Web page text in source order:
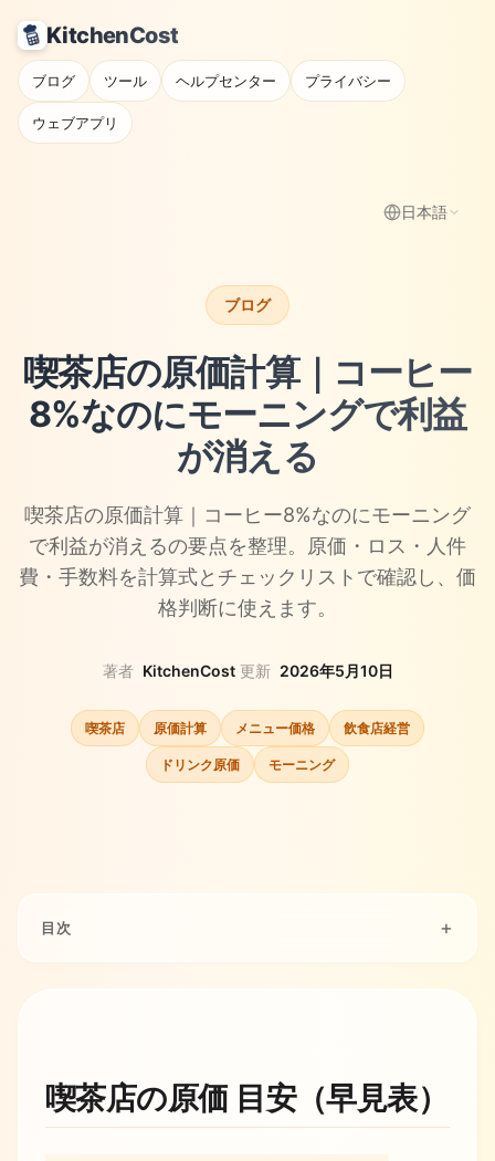
KitchenCost
ブログ ツール ヘルプセンター プライバシー
ウェブアプリ
日本語
ブログ
喫茶店の原価計算｜コーヒー
8%なのにモーニングで利益
が消える
喫茶店の原価計算｜コーヒー8%なのにモーニング
で利益が消えるの要点を整理。原価・ロス・人件
費・手数料を計算式とチェックリストで確認し、価
格判断に使えます。
著者 KitchenCost· 更新 2026年5月10日
喫茶店 原価計算 メニュー価格 飲食店経営
ドリンク原価 モーニング
目次
喫茶店の原価 目安（早見表）